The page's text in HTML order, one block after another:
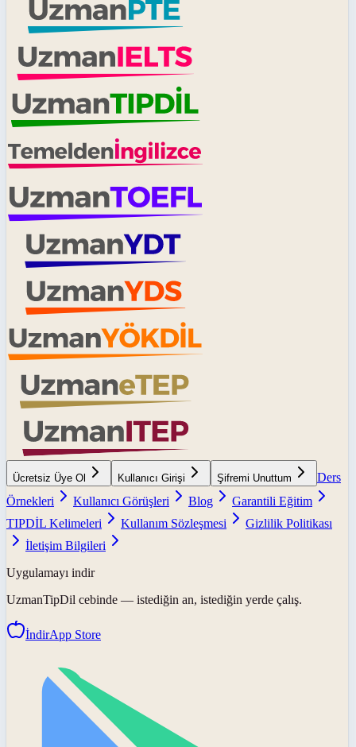
Ücretsiz Üye Ol Kullanıcı Girişi Şifremi Unuttum
Ders
Örnekleri
Kullanıcı Görüşleri Blog
Garantili Eğitim
TIPDİL Kelimeleri
Kullanım Sözleşmesi
Gizlilik Politikası
İletişim Bilgileri
Uygulamayı indir
UzmanTipDil cebinde — istediğin an, istediğin yerde çalış.
İndirApp Store